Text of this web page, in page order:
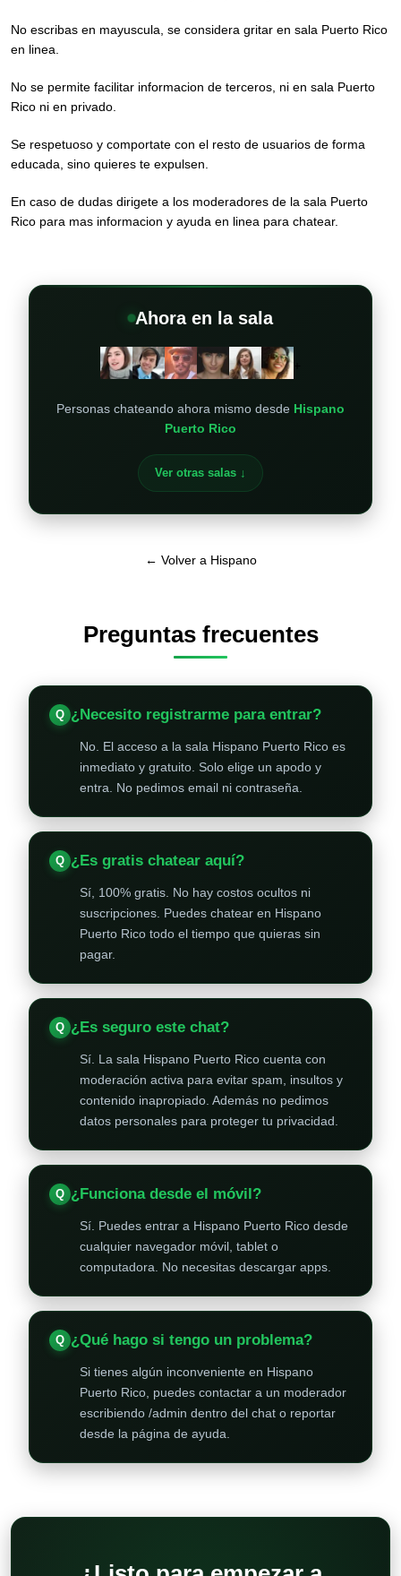
No escribas en mayuscula, se considera gritar en sala Puerto Rico
en linea.
No se permite facilitar informacion de terceros, ni en sala Puerto
Rico ni en privado.
Se respetuoso y comportate con el resto de usuarios de forma
educada, sino quieres te expulsen.
En caso de dudas dirigete a los moderadores de la sala Puerto
Rico para mas informacion y ayuda en linea para chatear.
Ahora en la sala
Personas chateando ahora mismo desde Hispano
Puerto Rico
Ver otras salas ↓
← Volver a Hispano
Preguntas frecuentes
¿Necesito registrarme para entrar?
No. El acceso a la sala Hispano Puerto Rico es
inmediato y gratuito. Solo elige un apodo y
entra. No pedimos email ni contraseña.
¿Es gratis chatear aquí?
Sí, 100% gratis. No hay costos ocultos ni
suscripciones. Puedes chatear en Hispano
Puerto Rico todo el tiempo que quieras sin
pagar.
¿Es seguro este chat?
Sí. La sala Hispano Puerto Rico cuenta con
moderación activa para evitar spam, insultos y
contenido inapropiado. Además no pedimos
datos personales para proteger tu privacidad.
¿Funciona desde el móvil?
Sí. Puedes entrar a Hispano Puerto Rico desde
cualquier navegador móvil, tablet o
computadora. No necesitas descargar apps.
¿Qué hago si tengo un problema?
Si tienes algún inconveniente en Hispano
Puerto Rico, puedes contactar a un moderador
escribiendo /admin dentro del chat o reportar
desde la página de ayuda.